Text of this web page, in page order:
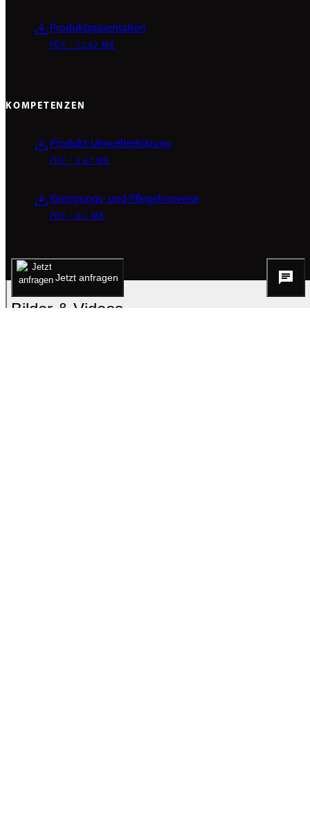
Produktpräsentation
PDF / 12.62 MB
KOMPETENZEN
Produkt-Umwelterklärung
PDF / 2.67 MB
Reinigungs- und Pflegehinweise
PDF / 0.1 MB
Bilder & Videos
Jetzt anfragen